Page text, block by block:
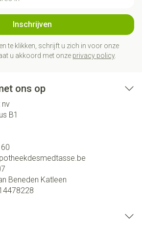
Inschrijven
te klikken, schrijft u zich in voor onze
u akkoord met onze privacy policy.
ons op
nv
B1
Beneden Katleen